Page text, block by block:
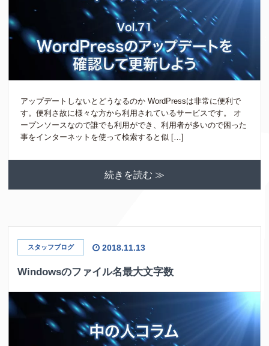
アップデートしないとどうなるのか WordPressは非常に便利で
す。便利さ故に様々な方から利用されているサービスです。 オ
ープンソースなので誰でも利用ができ、利用者が多いので困った
事をインターネットを使って検索すると似 […]
続きを読む ≫
スタッフブログ 2018.11.13
Windowsのファイル名最大文字数